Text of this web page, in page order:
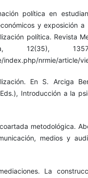
política en
y exposición a
política. Revista
12(35), 1357-
index.php/nrmie/article/
En S. Arciga
Introducción a la
metodológica.
medios y
La